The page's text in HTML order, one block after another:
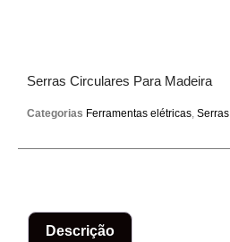
Serras Circulares Para Madeira
Categorias Ferramentas elétricas Serras
Descrição